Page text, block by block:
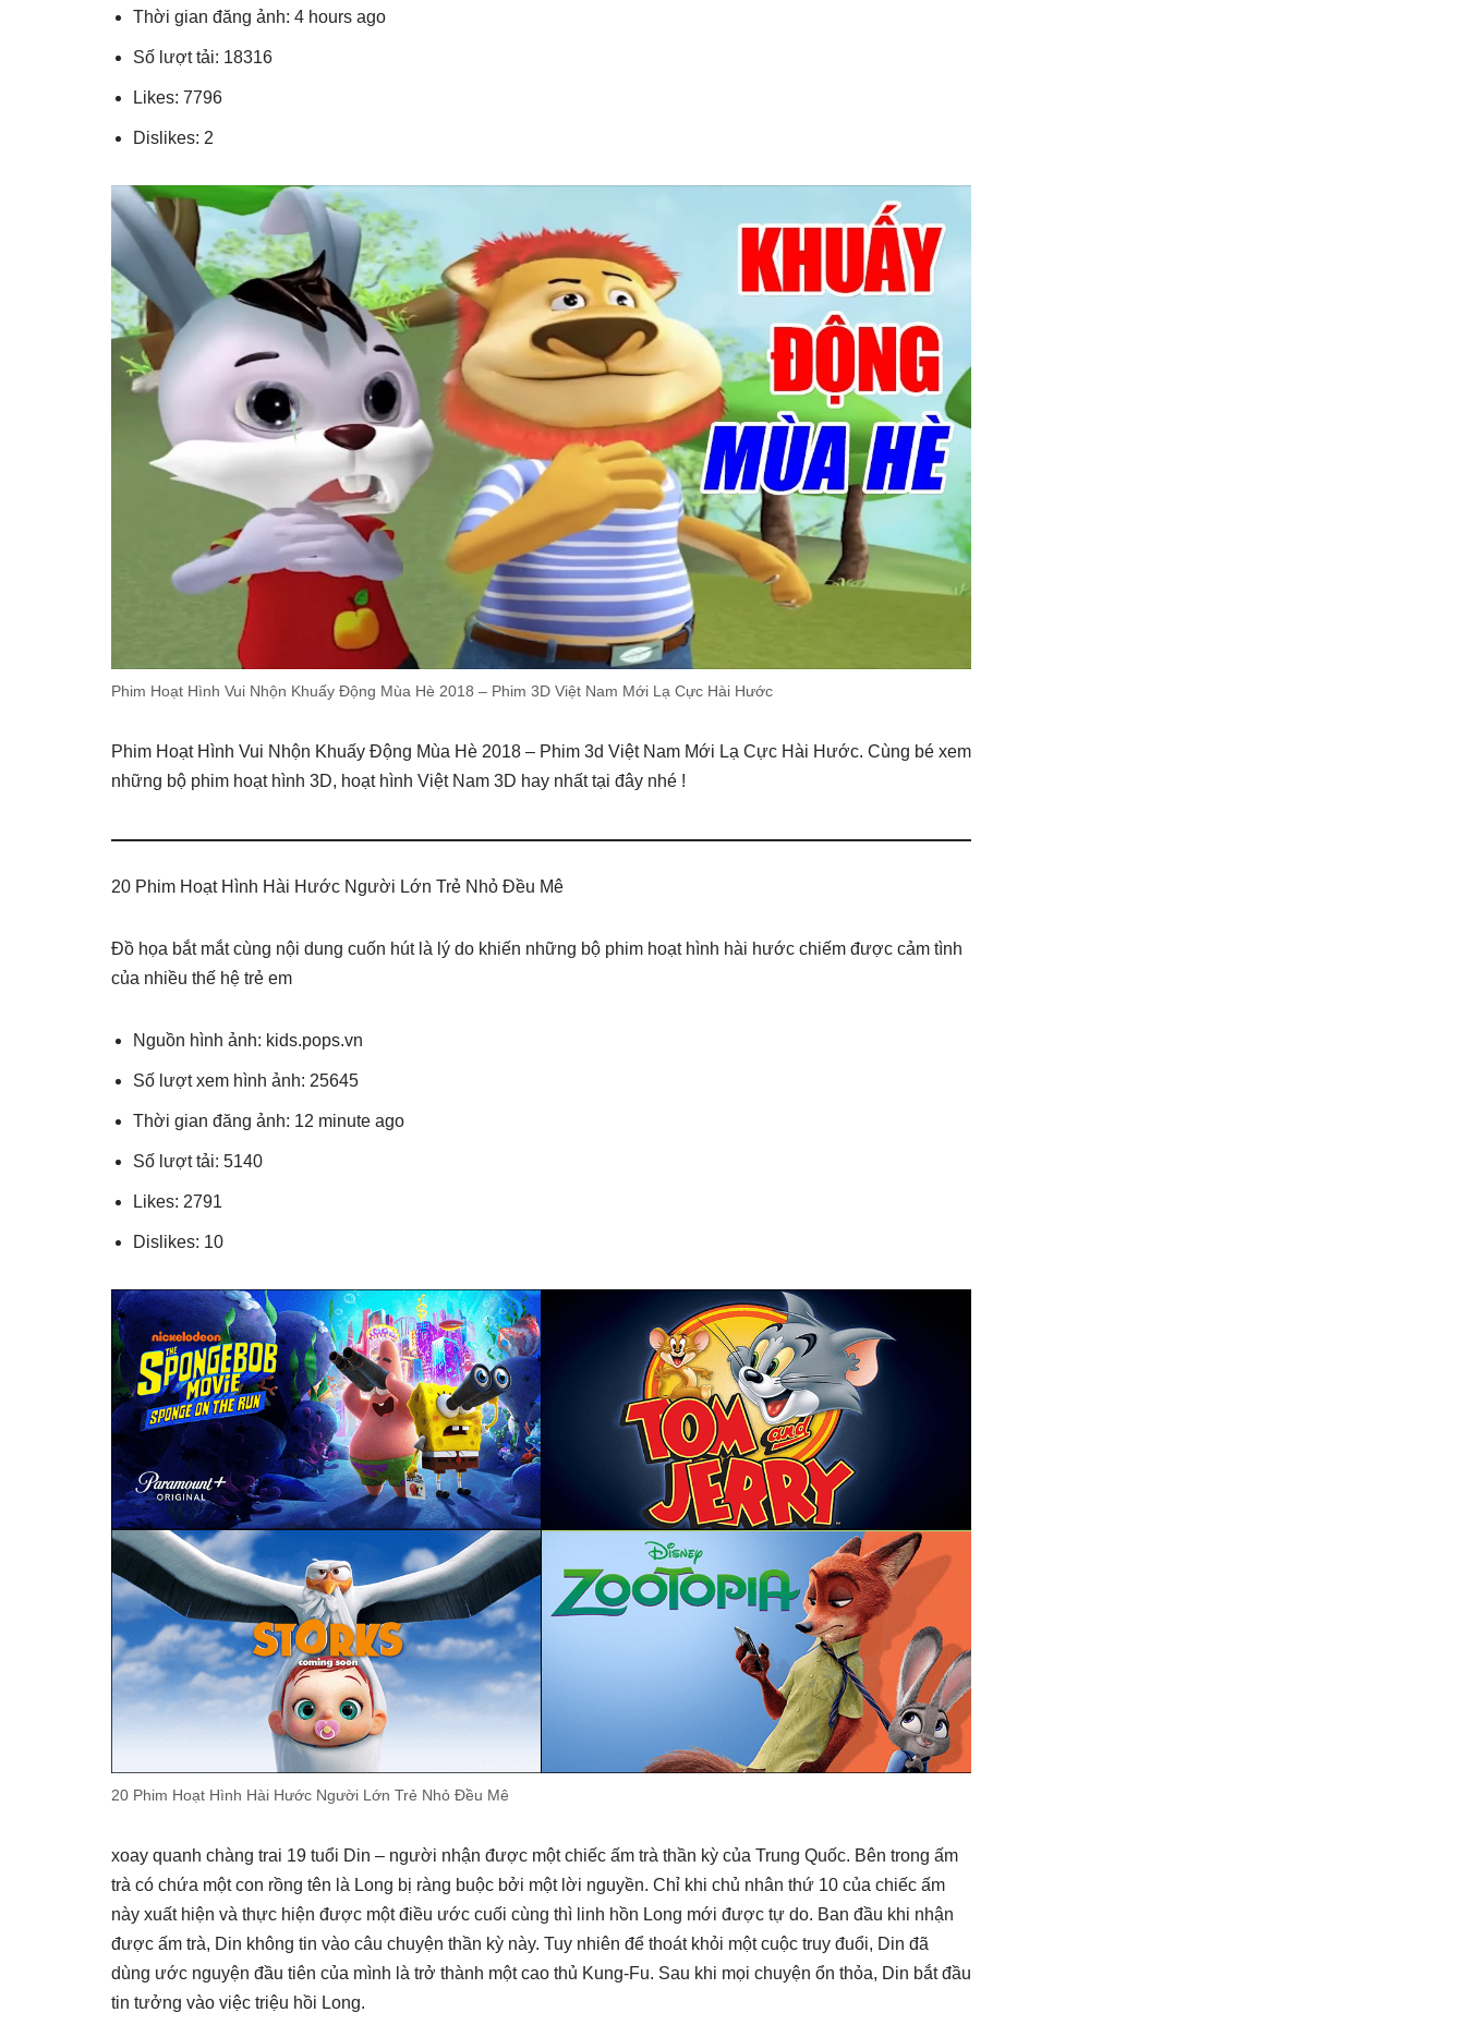
Thời gian đăng ảnh: 4 hours ago
Số lượt tải: 18316
Likes: 7796
Dislikes: 2
Phim Hoạt Hình Vui Nhộn Khuấy Động Mùa Hè 2018 – Phim 3D Việt Nam Mới Lạ Cực Hài Hước
Phim Hoạt Hình Vui Nhộn Khuấy Động Mùa Hè 2018 – Phim 3d Việt Nam Mới Lạ Cực Hài Hước. Cùng bé xem
những bộ phim hoạt hình 3D, hoạt hình Việt Nam 3D hay nhất tại đây nhé !
20 Phim Hoạt Hình Hài Hước Người Lớn Trẻ Nhỏ Đều Mê
Đồ họa bắt mắt cùng nội dung cuốn hút là lý do khiến những bộ phim hoạt hình hài hước chiếm được cảm tình
của nhiều thế hệ trẻ em
Nguồn hình ảnh: kids.pops.vn
Số lượt xem hình ảnh: 25645
Thời gian đăng ảnh: 12 minute ago
Số lượt tải: 5140
Likes: 2791
Dislikes: 10
20 Phim Hoạt Hình Hài Hước Người Lớn Trẻ Nhỏ Đều Mê
xoay quanh chàng trai 19 tuổi Din – người nhận được một chiếc ấm trà thần kỳ của Trung Quốc. Bên trong ấm
trà có chứa một con rồng tên là Long bị ràng buộc bởi một lời nguyền. Chỉ khi chủ nhân thứ 10 của chiếc ấm
này xuất hiện và thực hiện được một điều ước cuối cùng thì linh hồn Long mới được tự do. Ban đầu khi nhận
được ấm trà, Din không tin vào câu chuyện thần kỳ này. Tuy nhiên để thoát khỏi một cuộc truy đuổi, Din đã
dùng ước nguyện đầu tiên của mình là trở thành một cao thủ Kung-Fu. Sau khi mọi chuyện ổn thỏa, Din bắt đầu
tin tưởng vào việc triệu hồi Long.